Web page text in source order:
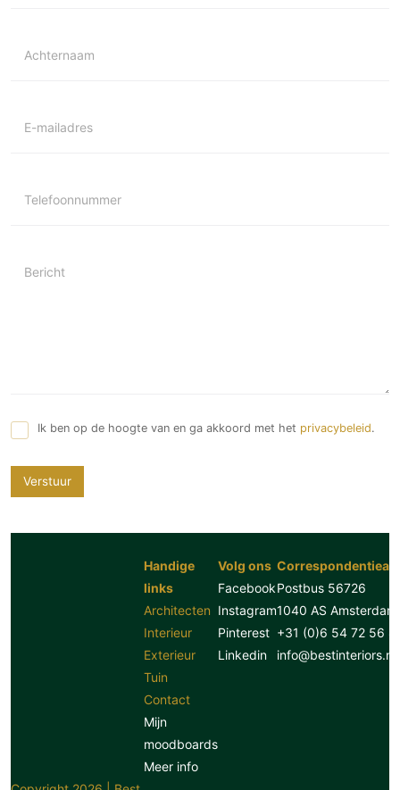
Achternaam
E-mailadres
Telefoonnummer
Bericht
Ik ben op de hoogte van en ga akkoord met het privacybeleid.
Verstuur
Handige
links
Architecten
Interieur
Exterieur
Tuin
Contact
Mijn
moodboards
Meer info
Volg ons
Facebook
Instagram
Pinterest
Linkedin
Postbus 56726
1040 AS Amsterdam
+31 (0)6 54 72 56
info@bestinteriors.nl